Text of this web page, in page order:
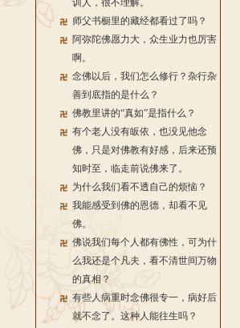
训人，很不理解。
师父书橱里的藏经都看过了吗？
阿弥陀佛愿力大，众生业力也厉害
啊。
念佛以后，我们怎么修行？杂行杂
善到底指的是什么？
佛教里讲的“真如”是指什么？
有个老人没有皈依，也没见他念
佛，只是对佛教有好感，后来还预
知时至，临走前说佛来了。
为什么我们看不透自己的烦恼？
我能感受到佛的恩德，却看不见
佛。
佛说我们每个人都有佛性，可为什
么我还是个凡夫，看不清世间万物
的真相？
有些人病重时念佛很专一，病好后
就不念了。这种人能往生吗？